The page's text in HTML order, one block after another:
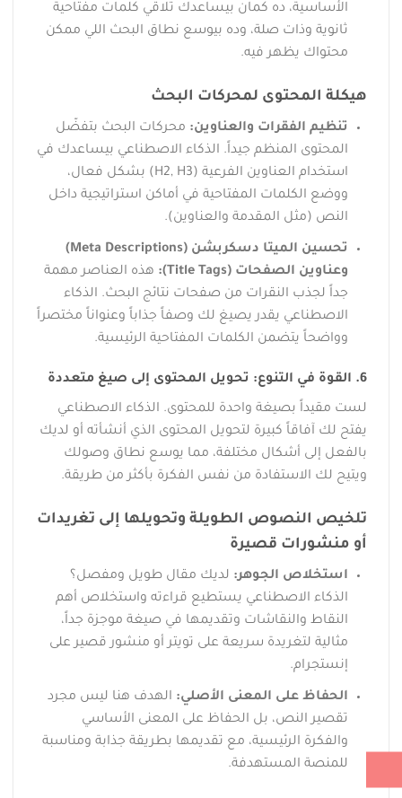
الأساسية، ده كمان بيساعدك تلاقي كلمات مفتاحية
ثانوية وذات صلة، وده بيوسع نطاق البحث اللي ممكن
محتواك يظهر فيه.
هيكلة المحتوى لمحركات البحث
تنظيم الفقرات والعناوين: محركات البحث بتفضّل
المحتوى المنظم جيداً. الذكاء الاصطناعي بيساعدك في
استخدام العناوين الفرعية (H2, H3) بشكل فعال،
ووضع الكلمات المفتاحية في أماكن استراتيجية داخل
النص (مثل المقدمة والعناوين).
تحسين الميتا دسكربشن (Meta Descriptions)
وعناوين الصفحات (Title Tags):
هذه العناصر مهمة
جداً لجذب النقرات من صفحات نتائج البحث. الذكاء
الاصطناعي يقدر يصيغ لك وصفاً جذاباً وعنواناً مختصراً
وواضحاً يتضمن الكلمات المفتاحية الرئيسية.
6. القوة في التنوع: تحويل المحتوى إلى صيغ متعددة
لست مقيداً بصيغة واحدة للمحتوى. الذكاء الاصطناعي
يفتح لك آفاقاً كبيرة لتحويل المحتوى الذي أنشأته أو لديك
بالفعل إلى أشكال مختلفة، مما يوسع نطاق وصولك
ويتيح لك الاستفادة من نفس الفكرة بأكثر من طريقة.
تلخيص النصوص الطويلة وتحويلها إلى تغريدات
أو منشورات قصيرة
استخلاص الجوهر: لديك مقال طويل ومفصل؟
الذكاء الاصطناعي يستطيع قراءته واستخلاص أهم
النقاط والنقاشات وتقديمها في صيغة موجزة جداً،
مثالية لتغريدة سريعة على تويتر أو منشور قصير على
إنستجرام.
الحفاظ على المعنى الأصلي: الهدف هنا ليس مجرد
تقصير النص، بل الحفاظ على المعنى الأساسي
والفكرة الرئيسية، مع تقديمها بطريقة جذابة ومناسبة
للمنصة المستهدفة.